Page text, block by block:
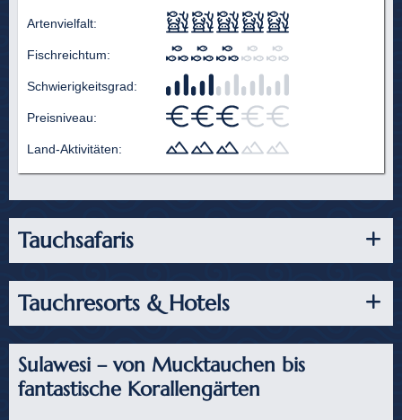
Artenvielfalt:
Fischreichtum:
Schwierigkeitsgrad:
Preisniveau:
Land-Aktivitäten:
Tauchsafaris
Tauchresorts & Hotels
Sulawesi – von Mucktauchen bis
fantastische Korallengärten